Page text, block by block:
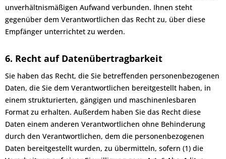
unverhältnismäßigen Aufwand verbunden. Ihnen steht
gegenüber dem Verantwortlichen das Recht zu, über diese
Empfänger unterrichtet zu werden.
6. Recht auf Datenübertragbarkeit
Sie haben das Recht, die Sie betreffenden personenbezogenen
Daten, die Sie dem Verantwortlichen bereitgestellt haben, in
einem strukturierten, gängigen und maschinenlesbaren
Format zu erhalten. Außerdem haben Sie das Recht diese
Daten einem anderen Verantwortlichen ohne Behinderung
durch den Verantwortlichen, dem die personenbezogenen
Daten bereitgestellt wurden, zu übermitteln, sofern (1) die